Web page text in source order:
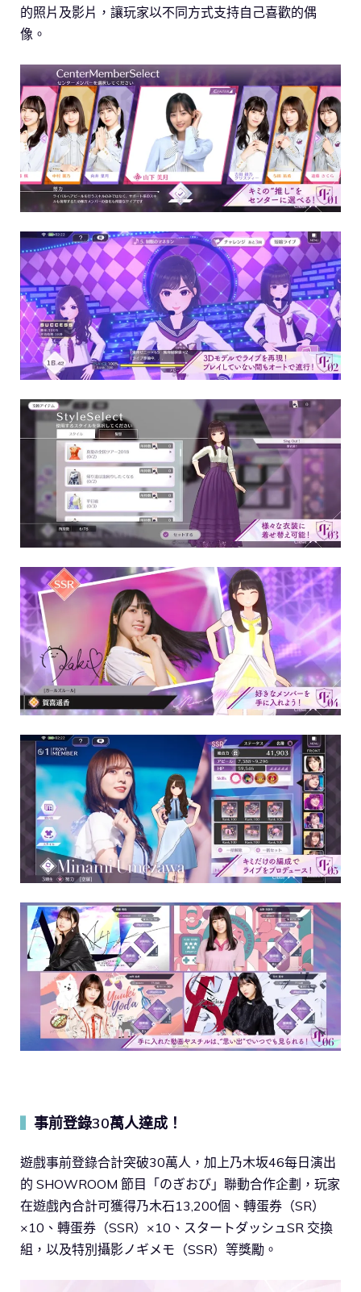
的照片及影片，讓玩家以不同方式支持自己喜歡的偶
像。
事前登錄30萬人達成！
遊戲事前登錄合計突破30萬人，加上乃木坂46每日演出
的 SHOWROOM 節目「のぎおび」聯動合作企劃，玩家
在遊戲內合計可獲得乃木石13,200個、轉蛋券（SR）
×10、轉蛋券（SSR）×10、スタートダッシュSR 交換
組，以及特別攝影ノギメモ（SSR）等獎勵。